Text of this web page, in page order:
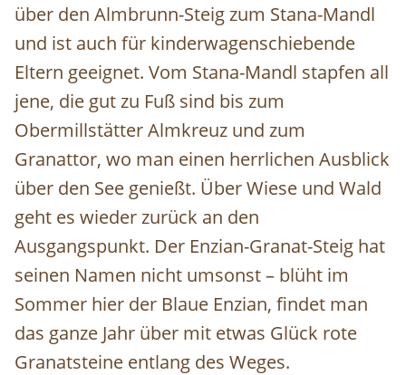
über den Almbrunn-Steig zum Stana-Mandl
und ist auch für kinderwagenschiebende
Eltern geeignet. Vom Stana-Mandl stapfen all
jene, die gut zu Fuß sind bis zum
Obermillstätter Almkreuz und zum
Granattor, wo man einen herrlichen Ausblick
über den See genießt. Über Wiese und Wald
geht es wieder zurück an den
Ausgangspunkt. Der Enzian-Granat-Steig hat
seinen Namen nicht umsonst – blüht im
Sommer hier der Blaue Enzian, findet man
das ganze Jahr über mit etwas Glück rote
Granatsteine entlang des Weges.